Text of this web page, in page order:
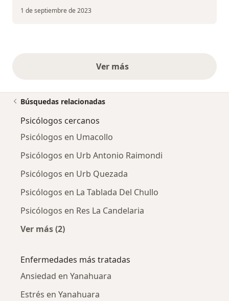
1 de septiembre de 2023
Ver másopiniones anteriores
Búsquedas relacionadas
Psicólogos cercanos
Psicólogos en Umacollo
Psicólogos en Urb Antonio Raimondi
Psicólogos en Urb Quezada
Psicólogos en La Tablada Del Chullo
Psicólogos en Res La Candelaria
Ver más (2)
Enfermedades más tratadas
Ansiedad en Yanahuara
Estrés en Yanahuara